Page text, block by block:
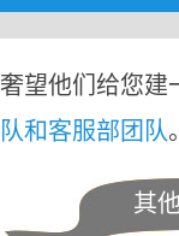
望他们给您建
和客服部团队。
其